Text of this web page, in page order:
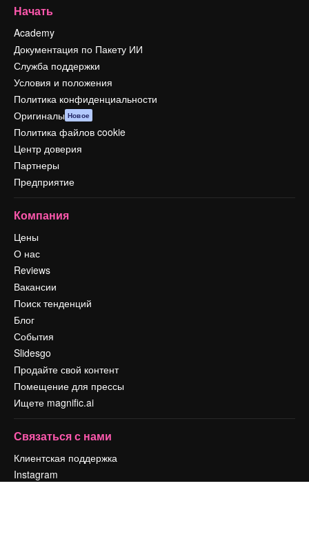
Начать
Academy
Документация по Пакету ИИ
Служба поддержки
Условия и положения
Политика конфиденциальности
Оригиналы Новое
Политика файлов cookie
Центр доверия
Партнеры
Предприятие
Компания
Цены
О нас
Reviews
Вакансии
Поиск тенденций
Блог
События
Slidesgo
Продайте свой контент
Помещение для прессы
Ищете magnific.ai
Связаться с нами
Клиентская поддержка
Instagram